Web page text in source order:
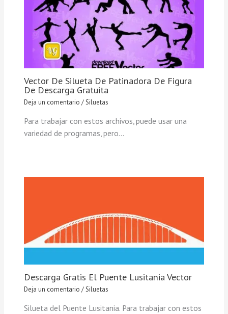
Vector De Silueta De Patinadora De Figura
De Descarga Gratuita
Deja un comentario /Siluetas
Para trabajar con estos archivos, puede usar una
variedad de programas, pero…
Descarga Gratis El Puente Lusitania Vector
Deja un comentario /Siluetas
Silueta del Puente Lusitania. Para trabajar con estos